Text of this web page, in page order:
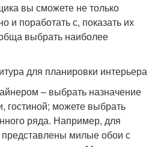
вы сможете не только
и поработать с, показать их
выбрать наиболее
для планировки интерьера
– выбрать назначение
гостиной; можете выбрать
ряда. Например, для
представлены милые обои с